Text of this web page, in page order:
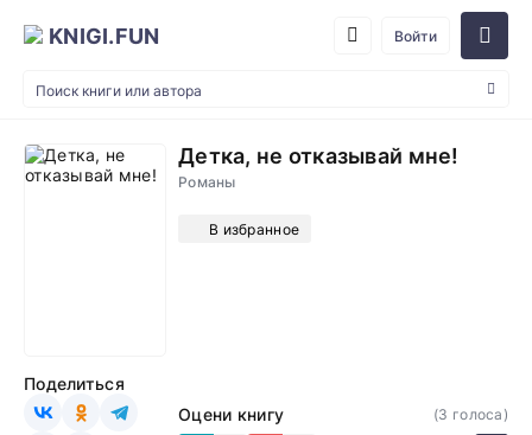
KNIGI.FUN Войти
Детка, не отказывай мне!
Романы
В избранное
Оцени книгу
(3 голоса)
Поделиться